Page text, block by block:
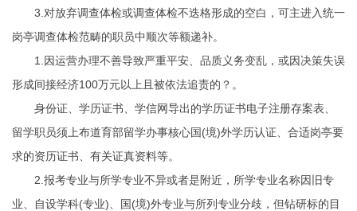
3.对放弃调查体检或调查体检不迭格形成的空白，可主进入统一
岗亭调查体检范畴的职员中顺次等额递补。
1.因运营办理不善导致严重平安、品质义务变乱，或因决策失误
形成间接经济100万元以上且被依法追责的？。
身份证、学历证书、学信网导出的学历证书电子注册存案表、
留学职员须上布道育部留学办事核心国(境)外学历认证、合适岗亭要
求的资历证书、有关证真资料等。
2.报考专业与所学专业不异或者是附近，所学专业名称因旧专
业、自设学科(专业)、国(境)外专业与所列专业分歧，但钻研标的目